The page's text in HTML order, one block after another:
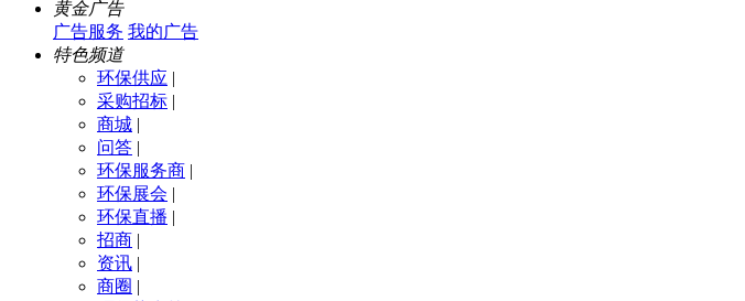
黄金广告
广告服务 我的广告
特色频道
环保供应 |
采购招标 |
商城 |
问答 |
环保服务商 |
环保展会 |
环保直播 |
招商 |
资讯 |
商圈 |